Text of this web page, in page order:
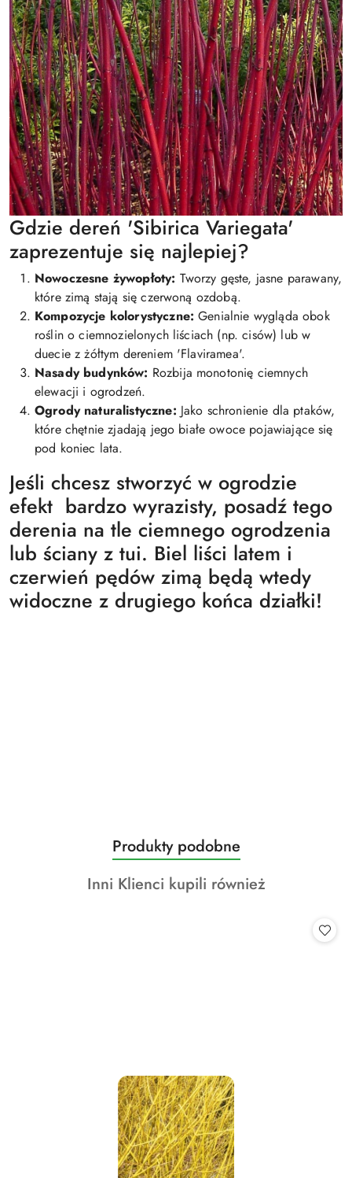
Gdzie dereń 'Sibirica Variegata'
zaprezentuje się najlepiej?
Nowoczesne żywopłoty: Tworzy gęste, jasne parawany,
które zimą stają się czerwoną ozdobą.
Kompozycje kolorystyczne: Genialnie wygląda obok
roślin o ciemnozielonych liściach (np. cisów) lub w
duecie z żółtym dereniem 'Flaviramea'.
Nasady budynków: Rozbija monotonię ciemnych
elewacji i ogrodzeń.
Ogrody naturalistyczne: Jako schronienie dla ptaków,
które chętnie zjadają jego białe owoce pojawiające się
pod koniec lata.
Jeśli chcesz stworzyć w ogrodzie
efekt bardzo wyrazisty, posadź tego
derenia na tle ciemnego ogrodzenia
lub ściany z tui. Biel liści latem i
czerwień pędów zimą będą wtedy
widoczne z drugiego końca działki!
Pomiń karuzelę produktów
Produkty
o
statusie:
Produkty podobne
Produkty
Inni Klienci kupili również